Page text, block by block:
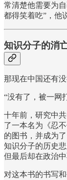
常清楚他需要为
都得笑着吃”，他
知识分子的消
那现在中国还有
“没有了，被一网
十年前，研究中
了一本名为《忍
的图书，并成为
知识分子的历史
但最后却在政治
对这本书的书写